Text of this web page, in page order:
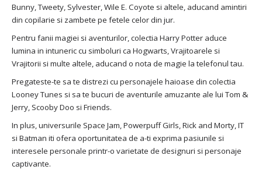
Bunny, Tweety, Sylvester, Wile E. Coyote si altele, aducand amintiri
din copilarie si zambete pe fetele celor din jur.
Pentru fanii magiei si aventurilor, colectia Harry Potter aduce
lumina in intuneric cu simboluri ca Hogwarts, Vrajitoarele si
Vrajitorii si multe altele, aducand o nota de magie la telefonul tau.
Pregateste-te sa te distrezi cu personajele haioase din colectia
Looney Tunes si sa te bucuri de aventurile amuzante ale lui Tom &
Jerry, Scooby Doo si Friends.
In plus, universurile Space Jam, Powerpuff Girls, Rick and Morty, IT
si Batman iti ofera oportunitatea de a-ti exprima pasiunile si
interesele personale printr-o varietate de designuri si personaje
captivante.